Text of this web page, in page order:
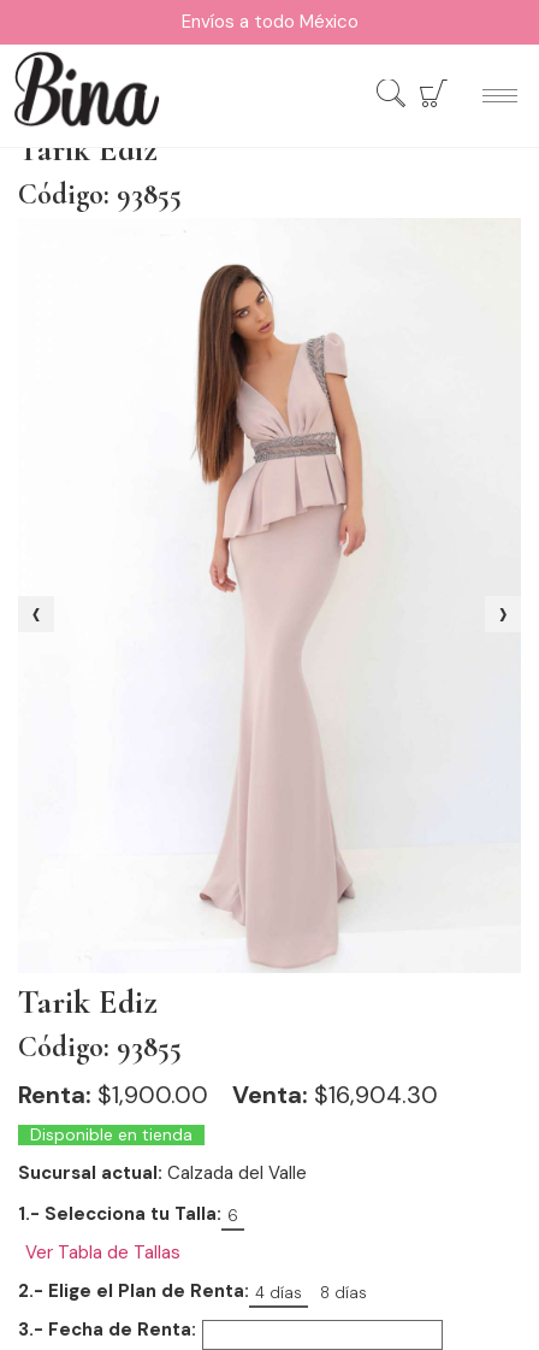
Envíos a todo México
Tarik Ediz
Código: 93855
‹ ›
Tarik Ediz
Código: 93855
Renta: $1,900.00 Venta: $16,904.30
Disponible en tienda
Sucursal actual: Calzada del Valle
1.- Selecciona tu Talla: 6
Ver Tabla de Tallas
2.- Elige el Plan de Renta: 4 días 8 días
3.- Fecha de Renta: